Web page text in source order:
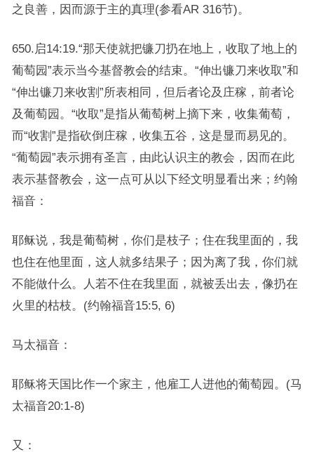
之良善，因而源于主的真理(参看AR 316节)。
650.启14:19.“那天使就把镰刀扔在地上，收取了地上的
葡萄园”表示当今基督教会的结束。“伸出镰刀来收取”和
“伸出镰刀来收割”所表相同，但后者论及庄稼，前者论
及葡萄园。“收取”是指从葡萄树上摘下来，收集葡萄，
而“收割”是指砍倒庄稼，收集五谷，这是显而易见的。
“葡萄园”表示拥有圣言，由此认识主的教会，因而在此
表示基督教会，这一点可从以下经文明显看出来；约翰
福音：
耶稣说，我是葡萄树，你们是枝子；住在我里面的，我
也住在他里面，这人就多结果子；因为离了我，你们就
不能做什么。人若不住在我里面，就被丢出去，像扔在
火里的枯枝。(约翰福音15:5, 6)
马太福音：
耶稣将天国比作一个家主，他雇工人进他的葡萄园。(马
太福音20:1-8)
又：